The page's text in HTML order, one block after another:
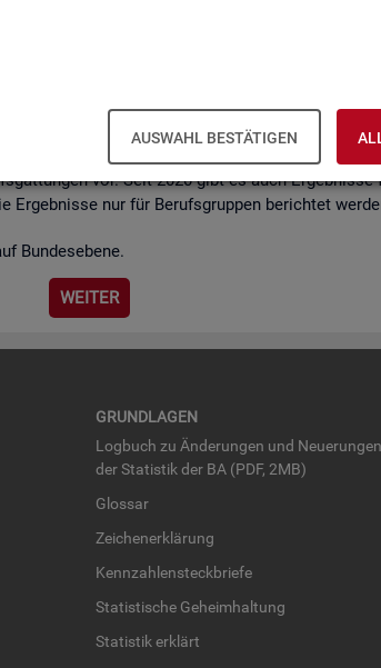
AUSWAHL BESTÄTIGEN
(inkl.
Be­set­zung von ge­mel­de­ten Stel­len auf­grund
vor. Seit 2020 gibt es auch Er­geb­nis­se
Er­geb­nis­se nur für Be­rufs­grup­pen be­rich­tet
Bun­des­ebe­ne.
WEI­TER
GRUND­LA­GEN
Log­buch zu Än­de­run­gen und Neue­run­gen
der Sta­tis­tik der BA (PDF, 2MB)
Glos­sar
Zei­chen­er­klä­rung
Kenn­zah­len­steck­brie­fe
Sta­tis­ti­sche Ge­heim­hal­tung
Sta­tis­tik er­klärt